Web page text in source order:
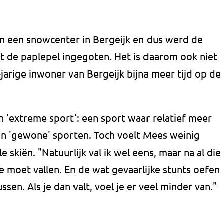
een snowcenter in Bergeijk en dus werd de
paplepel ingegoten. Het is daarom ook niet
inwoner van Bergeijk bijna meer tijd op de
'extreme sport': een sport waar relatief meer
'gewone' sporten. Toch voelt Mees weinig
skiën. "Natuurlijk val ik wel eens, maar na al die
moet vallen. En de wat gevaarlijke stunts oefen
Als je dan valt, voel je er veel minder van."